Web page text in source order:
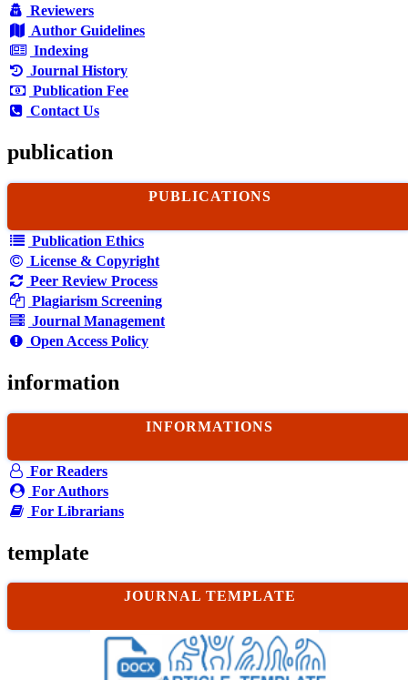
Reviewers
Author Guidelines
Indexing
Journal History
Publication Fee
Contact Us
publication
PUBLICATIONS
Publication Ethics
License & Copyright
Peer Review Process
Plagiarism Screening
Journal Management
Open Access Policy
information
INFORMATIONS
For Readers
For Authors
For Librarians
template
JOURNAL TEMPLATE